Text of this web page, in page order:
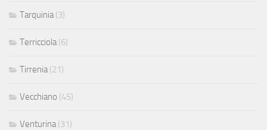
Tarquinia (3)
Terricciola (6)
Tirrenia (21)
Vecchiano (45)
Venturina (31)